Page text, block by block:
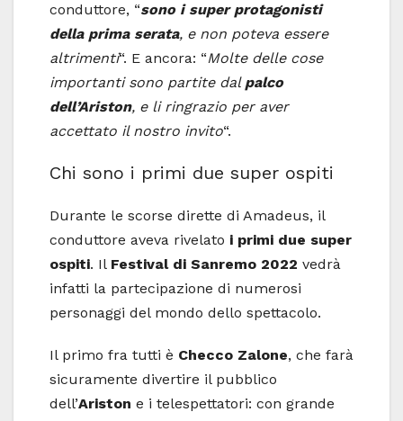
conduttore, “sono i super protagonisti
della prima serata, e non poteva essere
altrimenti“. E ancora: “Molte delle cose
importanti sono partite dal palco
dell’Ariston, e li ringrazio per aver
accettato il nostro invito“.
Chi sono i primi due super ospiti
Durante le scorse dirette di Amadeus, il
conduttore aveva rivelato i primi due super
ospiti. Il Festival di Sanremo 2022 vedrà
infatti la partecipazione di numerosi
personaggi del mondo dello spettacolo.
Il primo fra tutti è Checco Zalone, che farà
sicuramente divertire il pubblico
dell’Ariston e i telespettatori: con grande